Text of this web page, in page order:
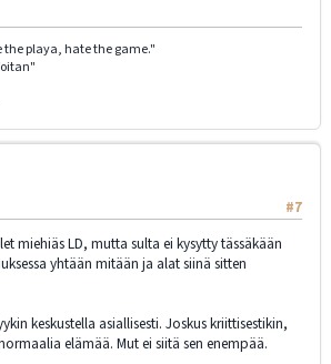
the playa, hate the game."
#7
miehiäs LD, mutta sulta ei kysytty tässäkään
yhtään mitään ja alat siinä sitten
keskustella asiallisesti. Joskus kriittisestikin,
elämää. Mut ei siitä sen enempää.